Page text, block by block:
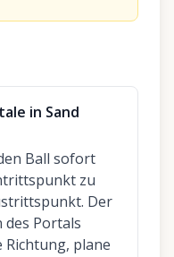
in Sand
Ball sofort
zu
Der
des Portals
Richtung, plane